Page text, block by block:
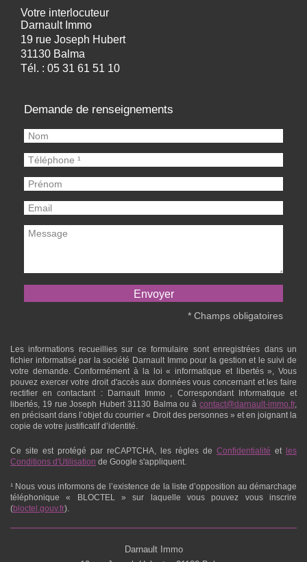
Votre interlocuteur
Darnault Immo
19 rue Joseph Hubert
31130 Balma
Tél. : 05 31 61 51 10
Demande de renseignements
* Champs obligatoires
Les informations recueillies sur ce formulaire sont enregistrées dans un
fichier informatisé par la société Darnault Immopour la gestion et le suivi de
votre demande. Conformément à la loi « informatique et libertés », Vous
pouvez exercer votre droit d'accès aux données vous concernant et les faire
rectifier en contactant :
Darnault Immo
, Correspondant Informatique et
libertés,
19 rue Joseph Hubert 31130 Balma ou àcontact@darnault-immo.fr,
en précisant dans l’objet du courrier « Droit des personnes » et en joignant la
copie de votre justificatif d’identité.
Ce site est protégé par reCAPTCHA, les règles de Confidentialité et
les
Conditions d'Utilisation de Google s'appliquent.
¹ Nous vous informons de l’existence de la liste d’opposition au démarchage
téléphonique « BLOCTEL » sur laquelle vous pouvez vous inscrire
(bloctel.gouv.fr).
Darnault Immo